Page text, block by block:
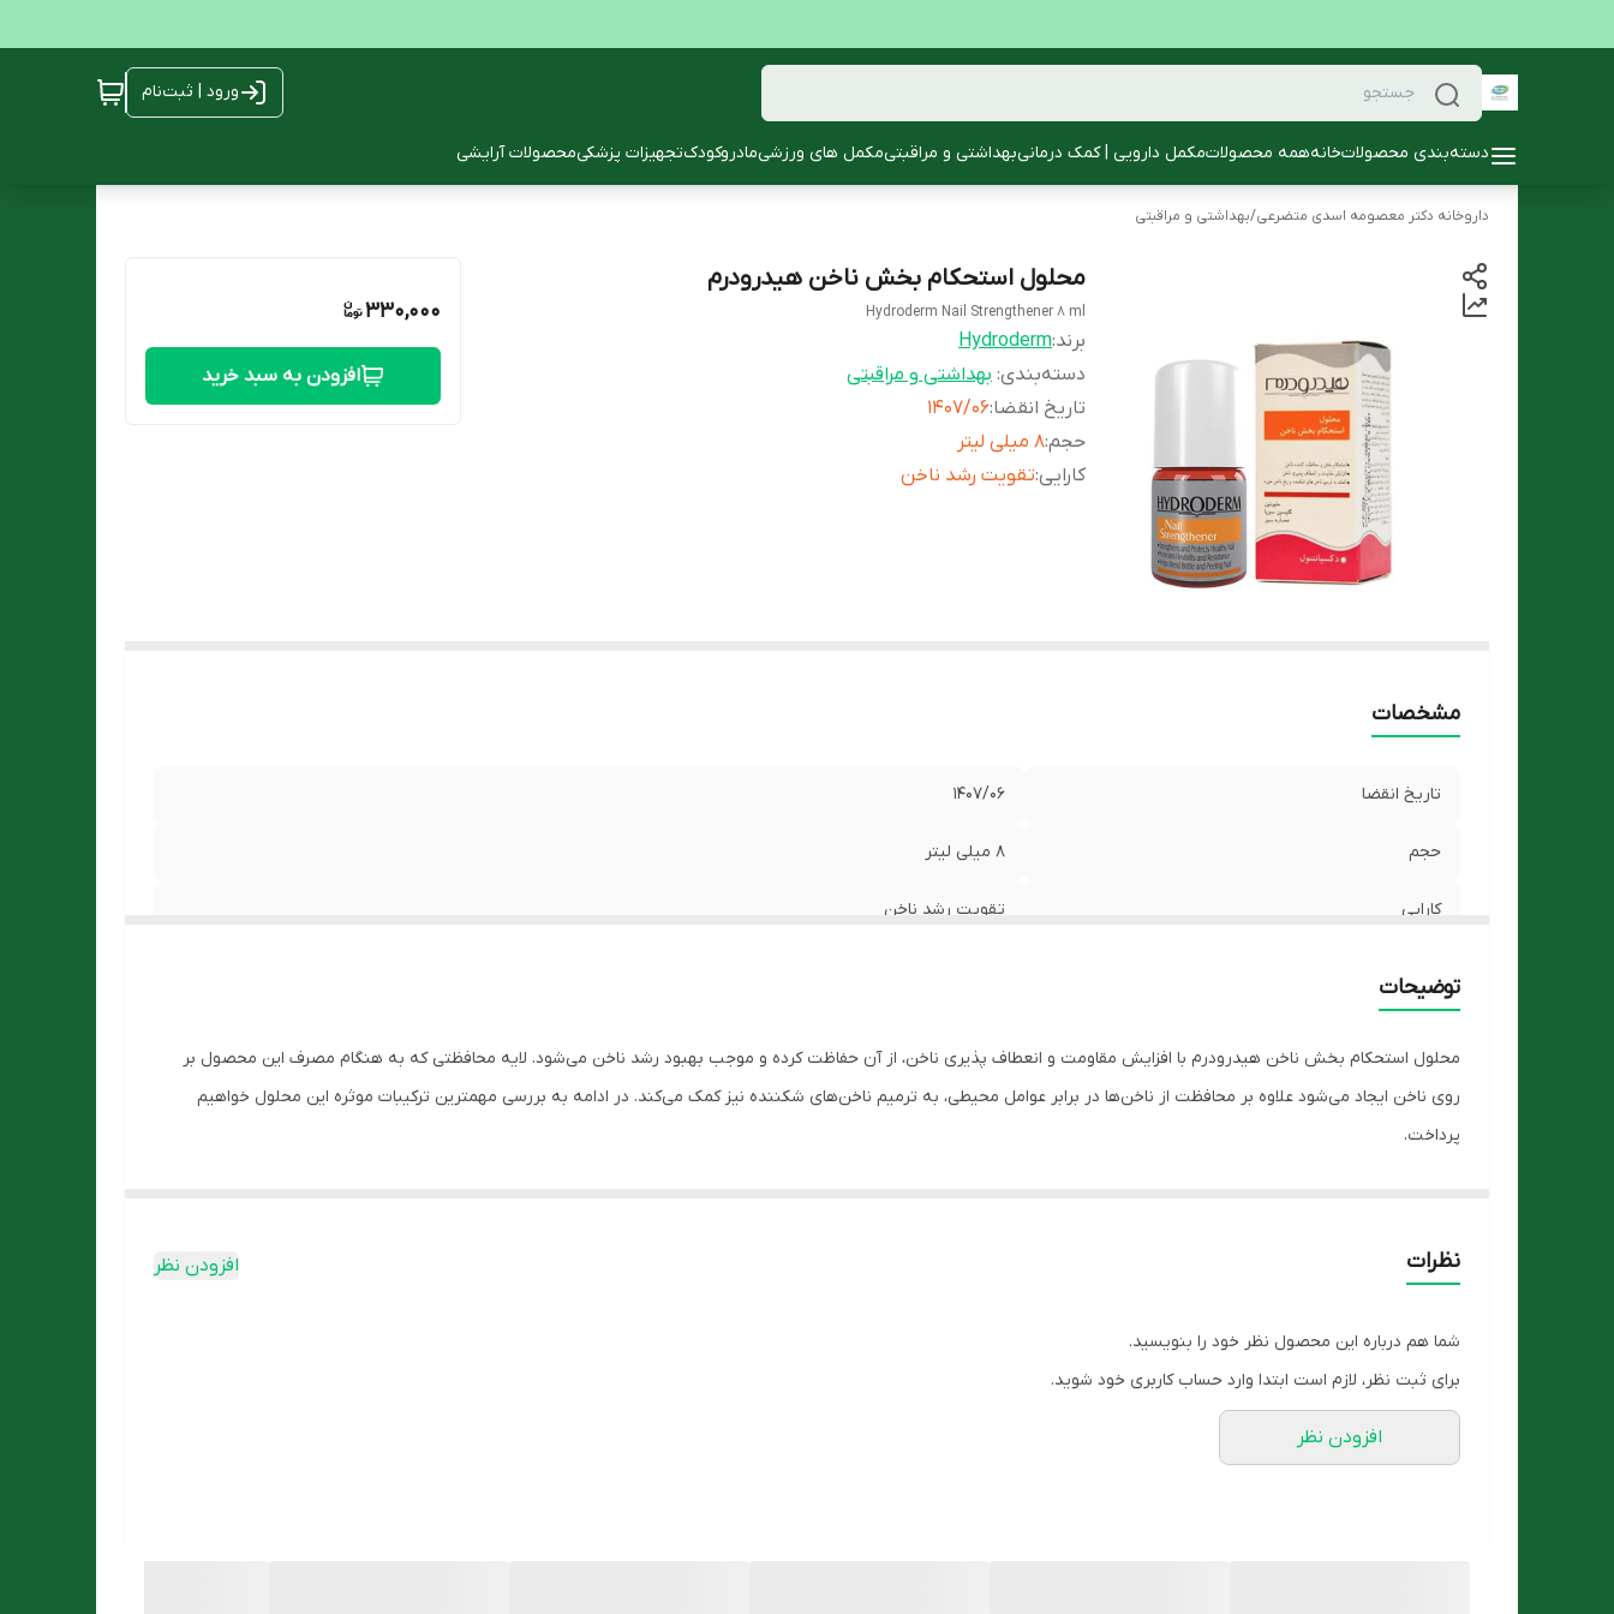
ورود | ثبت‌نام
دسته‌بندی محصولاتخانههمه محصولاتمکمل دارویی | کمک درمانیبهداشتی و مراقبتیمکمل های ورزشیمادروکودکتجهیزات پزشکیمحصولات آرایشی
داروخانه دکتر معصومه اسدی متضرعی/بهداشتی و مراقبتی
محلول استحکام بخش ناخن هیدرودرم
Hydroderm Nail Strengthener 8 ml
برند:Hydroderm
دسته‌بندی: بهداشتی و مراقبتی
تاریخ انقضا:
1407/06
حجم:8 میلی لیتر
کارایی:تقویت رشد ناخن
330,000
افزودن به سبد خرید
مشخصات
تاریخ انقضا 1407/06
حجم 8 میلی لیتر
کارایی تقویت رشد ناخن
توضیحات
محلول استحکام بخش ناخن هیدرودرم با افزایش مقاومت و انعطاف پذیری ناخن، از آن حفاظت کرده و موجب بهبود رشد ناخن می‌شود. لایه محافظتی که به هنگام مصرف این محصول بر
روی ناخن ایجاد می‌شود علاوه بر محافظت از ناخن‌ها در برابر عوامل محیطی، به ترمیم ناخن‌های شکننده نیز کمک می‌کند. در ادامه به بررسی مهمترین ترکیبات موثره این محلول خواهیم
پرداخت.
ویژگی های محلول استحکام بخش ناخن هیدرودرم
کمک به ترمیم ناخن‌های شکسته و رفع ناخن خوره (لایه لایه شدن لبه ناخن)
افزایش استحکام و انعطاف پذیری ناخن
التیام بخش پوست اطراف ناخن
نظرات افزودن نظر
شما هم درباره این محصول نظر خود را بنویسید.
برای ثبت نظر، لازم است ابتدا وارد حساب کاربری خود شوید.
افزودن نظر